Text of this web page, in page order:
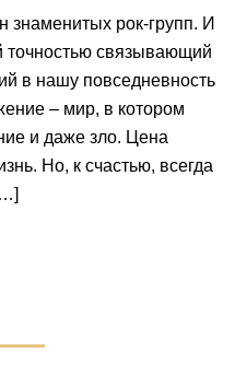
знаменитых рок-групп. И
точностью связывающий
в нашу повседневность
– мир, в котором
и даже зло. Цена
Но, к счастью, всегда